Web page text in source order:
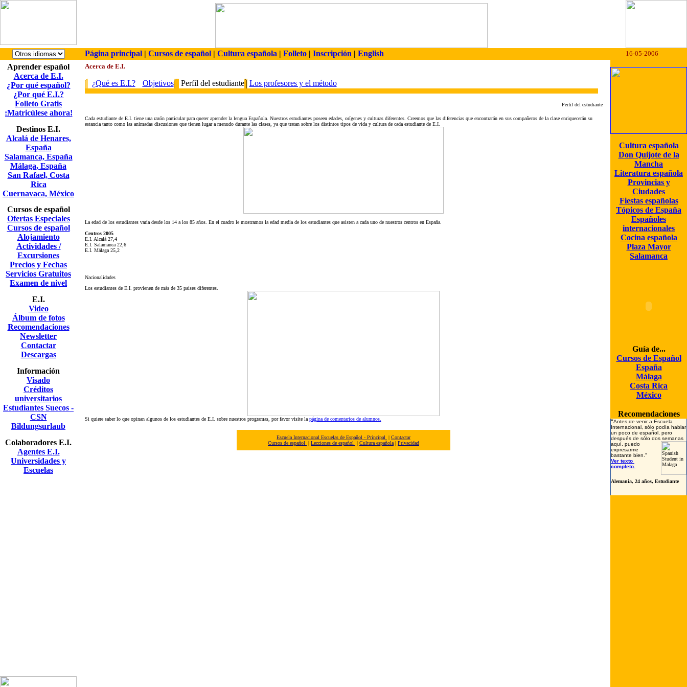
Página principal | Cursos de español | Cultura española | Folleto | Inscripción | English 16-05-2006
Aprender español
Acerca de E.I.
¿Por qué español?
¿Por qué E.I.?
Folleto Gratis
¡Matricúlese ahora!
Destinos E.I.
Alcalá de Henares,
España
Salamanca, España
Málaga, España
San Rafael, Costa
Rica
Cuernavaca, México
Cursos de español
Ofertas Especiales
Cursos de español
Alojamiento
Actividades /
Excursiones
Precios y Fechas
Servicios Gratuitos
Examen de nivel
E.I.
Video
Álbum de fotos
Recomendaciones
Newsletter
Contactar
Descargas
Información
Visado
Créditos
universitarios
Estudiantes Suecos -
CSN
Bildungsurlaub
Colaboradores E.I.
Agentes E.I.
Universidades y
Escuelas
Acerca de E.I.
¿Qué es E.I.? Objetivos Perfil del estudiante Los profesores y el método
Perfil del estudiante
Cada estudiante de E.I. tiene una razón particular para querer aprender la lengua Española. Nuestros estudiantes poseen edades, orígenes y culturas diferentes. Creemos que las diferencias que encontrarán en sus compañeros de la clase enriquecerán su
estancia tanto como las animadas discusiones que tienen lugar a menudo durante las clases, ya que tratan sobre los distintos tipos de vida y cultura de cada estudiante de E.I.
La edad de los estudiantes varía desde los 14 a los 85 años. En el cuadro le mostramos la edad media de los estudiantes que asisten a cada uno de nuestros centros en España.
Centros 2005
E.I. Alcalá 27,4
E.I. Salamanca 22,6
E.I. Málaga 25,2
Nacionalidades
Los estudiantes de E.I. provienen de más de 35 países diferentes.
Si quiere saber lo que opinan algunos de los estudiantes de E.I. sobre nuestros programas, por favor visite la página de comentarios de alumnos.
Escuela Internacional Escuelas de Español - Principal | Contactar
Cursos de español
| Lecciones de español | Cultura española | Privacidad
Cultura española
Don Quijote de la
Mancha
Literatura española
Provincias y
Ciudades
Fiestas españolas
Tópicos de España
Españoles
internacionales
Cocina española
Plaza Mayor
Salamanca
Guía de...
Cursos de Español
España
Málaga
Costa Rica
México
Recomendaciones
“Antes de venir a Escuela
Internacional, sólo podía hablar
un poco de español, pero
después de sólo dos semanas
aquí, puedo
expresarme
bastante bien. "
Ver texto
completo.
Alemania, 24 años, Estudiante